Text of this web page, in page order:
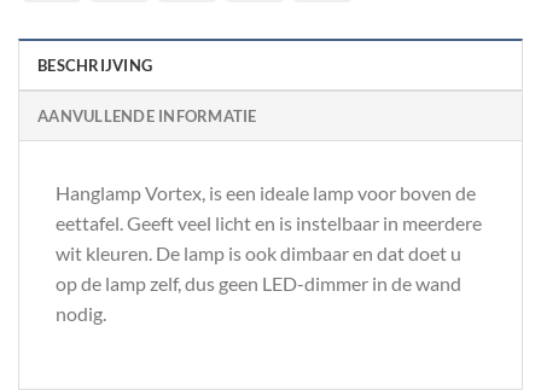
BESCHRIJVING
AANVULLENDE INFORMATIE
Hanglamp Vortex, is een ideale lamp voor boven de
eettafel. Geeft veel licht en is instelbaar in meerdere
wit kleuren. De lamp is ook dimbaar en dat doet u
op de lamp zelf, dus geen LED-dimmer in de wand
nodig.